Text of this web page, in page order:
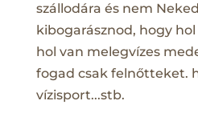
szállodára és nem
kibogarásznod, hogy
hol van melegvízes
fogad csak felnőtteket.
vízisport...stb.